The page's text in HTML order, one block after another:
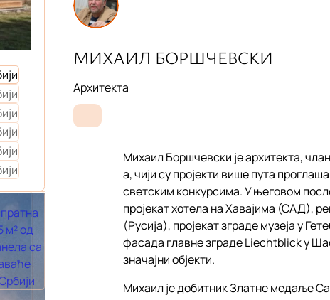
МИХАИЛ БОРШЧЕВСКИ
Архитекта
Михаил Боршчевски је архитекта,
а, чији су пројекти више пута
светским конкурсима. У његовом
пројекат хотела на Хавајима (САД),
(Русија), пројекат зграде музеја у
фасада главне зграде Liechtblick у
значајни објекти.
Михаил је добитник Златне медаље